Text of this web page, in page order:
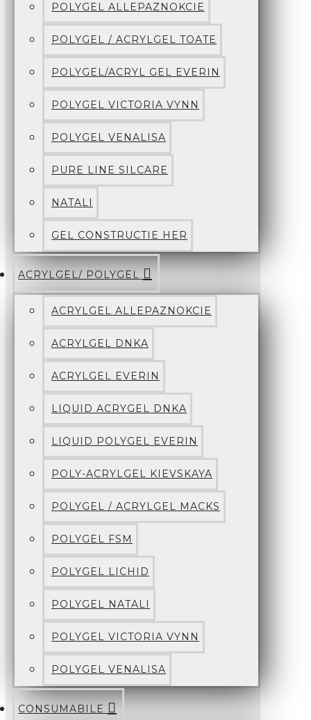
POLYGEL ALLEPAZNOKCIE
POLYGEL / ACRYLGEL TOATE
POLYGEL/ACRYL GEL EVERIN
POLYGEL VICTORIA VYNN
POLYGEL VENALISA
PURE LINE SILCARE
NATALI
GEL CONSTRUCTIE HER
ACRYLGEL/ POLYGEL
ACRYLGEL ALLEPAZNOKCIE
ACRYLGEL DNKA
ACRYLGEL EVERIN
LIQUID ACRYGEL DNKA
LIQUID POLYGEL EVERIN
POLY-ACRYLGEL KIEVSKAYA
POLYGEL / ACRYLGEL MACKS
POLYGEL FSM
POLYGEL LICHID
POLYGEL NATALI
POLYGEL VICTORIA VYNN
POLYGEL VENALISA
CONSUMABILE